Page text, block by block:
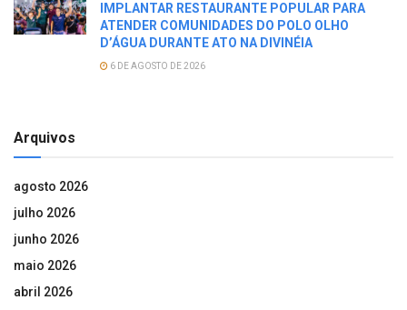
IMPLANTAR RESTAURANTE POPULAR PARA
ATENDER COMUNIDADES DO POLO OLHO
D’ÁGUA DURANTE ATO NA DIVINÉIA
6 DE AGOSTO DE 2026
Arquivos
agosto 2026
julho 2026
junho 2026
maio 2026
abril 2026